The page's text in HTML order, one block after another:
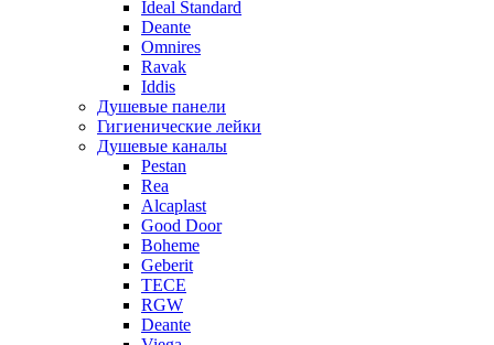
Ideal Standard
Deante
Omnires
Ravak
Iddis
Душевые панели
Гигиенические лейки
Душевые каналы
Pestan
Rea
Alcaplast
Good Door
Boheme
Geberit
TECE
RGW
Deante